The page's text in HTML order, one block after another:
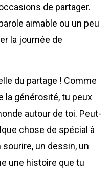
de partager.
aimable ou un peu
la journée de
du partage ! Comme
la générosité, tu peux
autour de toi. Peut-
chose de spécial à
un dessin, un
une histoire que tu